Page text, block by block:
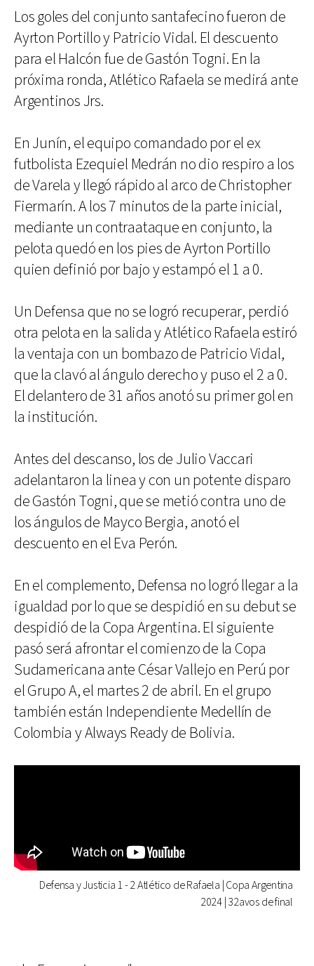
Los goles del conjunto santafecino fueron de
Ayrton Portillo y Patricio Vidal. El descuento
para el Halcón fue de Gastón Togni. En la
próxima ronda, Atlético Rafaela se medirá ante
Argentinos Jrs.
En Junín, el equipo comandado por el ex
futbolista Ezequiel Medrán no dio respiro a los
de Varela y llegó rápido al arco de Christopher
Fiermarín. A los 7 minutos de la parte inicial,
mediante un contraataque en conjunto, la
pelota quedó en los pies de Ayrton Portillo
quien definió por bajo y estampó el 1 a 0.
Un Defensa que no se logró recuperar, perdió
otra pelota en la salida y Atlético Rafaela estiró
la ventaja con un bombazo de Patricio Vidal,
que la clavó al ángulo derecho y puso el 2 a 0.
El delantero de 31 años anotó su primer gol en
la institución.
Antes del descanso, los de Julio Vaccari
adelantaron la linea y con un potente disparo
de Gastón Togni, que se metió contra uno de
los ángulos de Mayco Bergia, anotó el
descuento en el Eva Perón.
En el complemento, Defensa no logró llegar a la
igualdad por lo que se despidió en su debut se
despidió de la Copa Argentina. El siguiente
pasó será afrontar el comienzo de la Copa
Sudamericana ante César Vallejo en Perú por
el Grupo A, el martes 2 de abril. En el grupo
también están Independiente Medellín de
Colombia y Always Ready de Bolivia.
Defensa y Justicia 1 - 2 Atlético de Rafaela | Copa Argentina
2024 | 32avos de final